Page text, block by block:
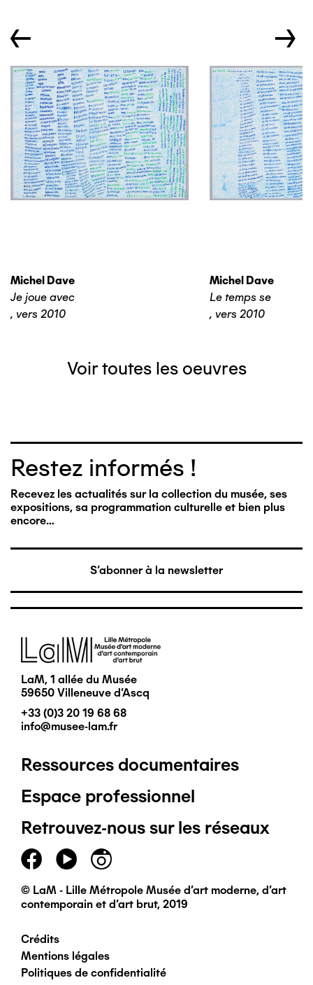
← →
Michel Dave
Je joue avec
, vers 2010
Michel Dave
Le temps se
, vers 2010
Voir toutes les oeuvres
Restez informés !
Recevez les actualités sur la collection du musée, ses
expositions, sa programmation culturelle et bien plus
encore…
S'abonner à la newsletter
Image
LaM, 1 allée du Musée
59650 Villeneuve d'Ascq
+33 (0)3 20 19 68 68
info@musee-lam.fr
Pied
de
page
principal
Ressources documentaires
Espace professionnel
Retrouvez-nous sur les réseaux
© LaM - Lille Métropole Musée d'art moderne, d'art
contemporain et d'art brut, 2019
Pied
Crédits
Mentions légales
Politiques de confidentialité